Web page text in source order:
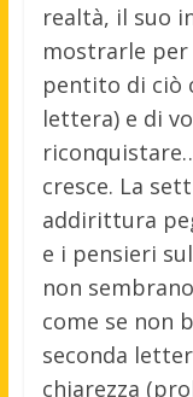
realtà, il suo
mostrarle per
pentito di ciò
lettera) e di
cresce. La
addirittura
e i pensieri
non
come se non
seconda
chiarezza